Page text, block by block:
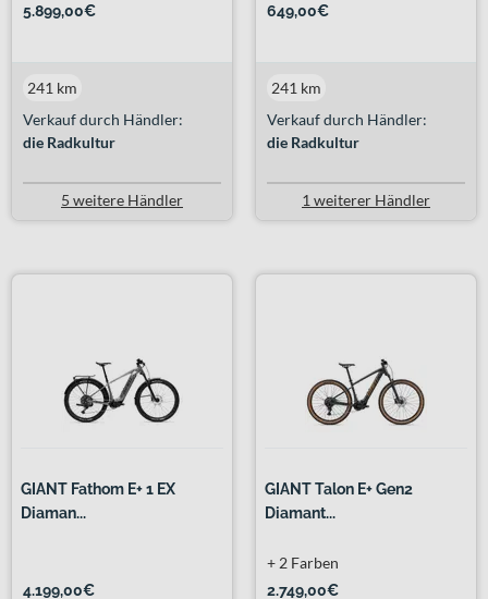
5.899,00€
Verkauf durch Händler:
die Radkultur
241 km
5 weitere Händler
649,00€
Verkauf durch Händler:
die Radkultur
241 km
1 weiterer Händler
GIANT Fathom E+ 1 EX
Diaman...
4.199,00€
GIANT Talon E+ Gen2
Diamant...
2.749,00€
+ 2 Farben